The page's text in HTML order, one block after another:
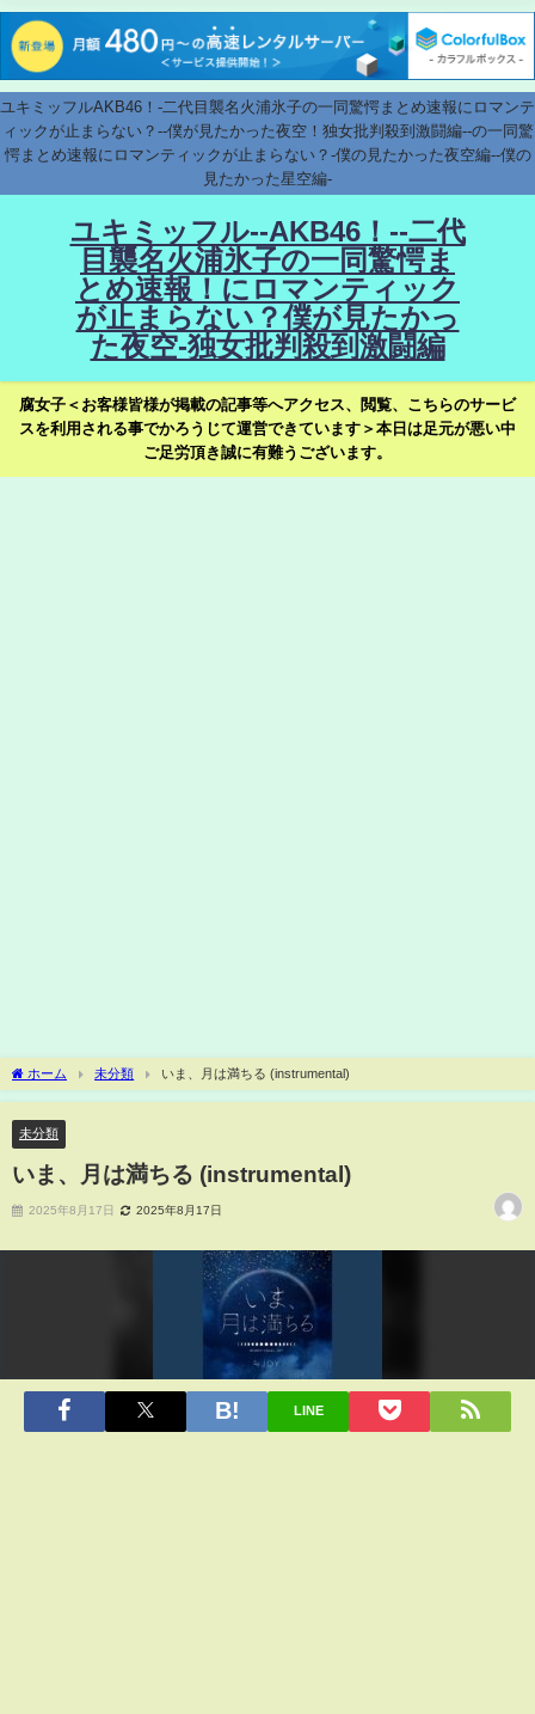
ユキミッフルAKB46！-二代目襲名火浦氷子の一同驚愕まとめ速報にロマンテ
ィックが止まらない？--僕が見たかった夜空！独女批判殺到激闘編--の一同驚
愕まとめ速報にロマンティックが止まらない？-僕の見たかった夜空編--僕の
見たかった星空編-
ユキミッフル--AKB46！--二代
目襲名火浦氷子の一同驚愕ま
とめ速報！にロマンティック
が止まらない？僕が見たかっ
た夜空-独女批判殺到激闘編
腐女子＜お客様皆様が掲載の記事等へアクセス、閲覧、こちらのサービ
スを利用される事でかろうじて運営できています＞本日は足元が悪い中
ご足労頂き誠に有難うございます。
ホーム 未分類 いま、月は満ちる (instrumental)
未分類
いま、月は満ちる (instrumental)
2025年8月17日 2025年8月17日
LINE